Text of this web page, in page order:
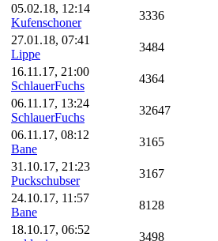
05.02.18, 12:14
Kufenschoner
3336
27.01.18, 07:41
Lippe
3484
16.11.17, 21:00
SchlauerFuchs
4364
06.11.17, 13:24
SchlauerFuchs
32647
06.11.17, 08:12
Bane
3165
31.10.17, 21:23
Puckschubser
3167
24.10.17, 11:57
Bane
8128
18.10.17, 06:52
3498